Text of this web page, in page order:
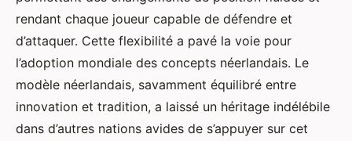
rendant chaque joueur capable de défendre et
d’attaquer. Cette flexibilité a pavé la voie pour
l’adoption mondiale des concepts néerlandais. Le
modèle néerlandais, savamment équilibré entre
innovation et tradition, a laissé un héritage indélébile
dans d’autres nations avides de s’appuyer sur cet